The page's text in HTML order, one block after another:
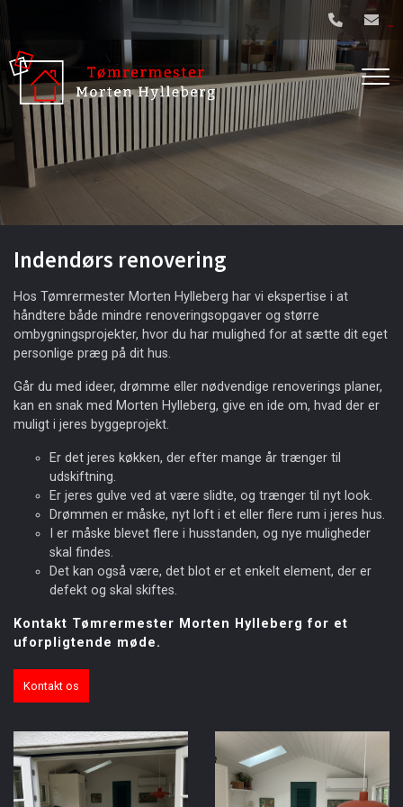
hovedindhold
Indendørs renovering
Hos Tømrermester Morten Hylleberg har vi ekspertise i at
håndtere både mindre renoveringsopgaver og større
ombygningsprojekter, hvor du har mulighed for at sætte dit eget
personlige præg på dit hus.
Går du med ideer, drømme eller nødvendige renoverings planer,
kan en snak med Morten Hylleberg, give en ide om, hvad der er
muligt i jeres byggeprojekt.
Er det jeres køkken, der efter mange år trænger til
udskiftning.
Er jeres gulve ved at være slidte, og trænger til nyt look.
Drømmen er måske, nyt loft i et eller flere rum i jeres hus.
I er måske blevet flere i husstanden, og nye muligheder
skal findes.
Det kan også være, det blot er et enkelt element, der er
defekt og skal skiftes.
Kontakt Tømrermester Morten Hylleberg for et
uforpligtende møde.
Kontakt os